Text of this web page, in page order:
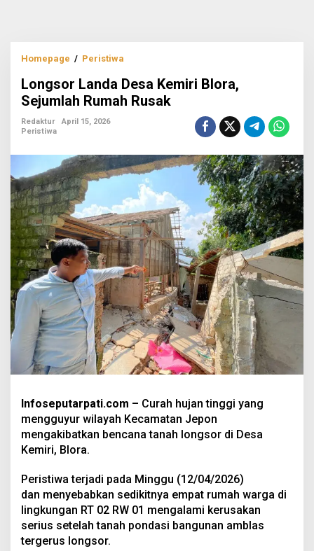
Homepage / Peristiwa
Desa
Kemiri
Blora,
Longsor Landa Desa Kemiri Blora,
Sejumlah Rumah Rusak
Redaktur
April 15, 2026
Peristiwa
Infoseputarpati.com – Curah hujan tinggi yang
mengguyur wilayah Kecamatan Jepon
mengakibatkan bencana tanah longsor di Desa
Kemiri, Blora.
Peristiwa terjadi pada Minggu (12/04/2026)
dan menyebabkan sedikitnya empat rumah warga di
lingkungan RT 02 RW 01 mengalami kerusakan
serius setelah tanah pondasi bangunan amblas
tergerus longsor.